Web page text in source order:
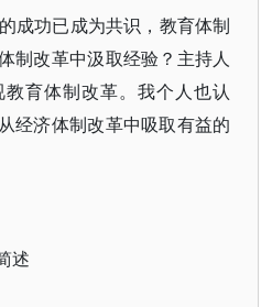
成功已成为共识，教育体制
制改革中汲取经验？主持人
育体制改革。我个人也认
经济体制改革中吸取有益的
述